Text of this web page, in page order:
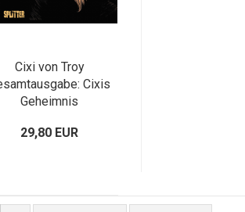
Cixi von Troy
Cixis
Geheimnis
29,80 EUR